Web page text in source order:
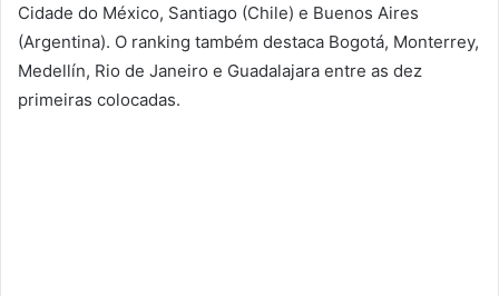
Cidade do México, Santiago (Chile) e Buenos Aires
(Argentina). O ranking também destaca Bogotá, Monterrey,
Medellín, Rio de Janeiro e Guadalajara entre as dez
primeiras colocadas.